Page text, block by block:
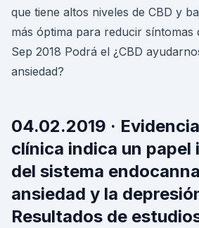
que tiene altos niveles de CBD y
más óptima para reducir
Sep 2018 Podrá el ¿CBD
ansiedad?
04.02.2019 ·
clínica indica un
del sistema
ansiedad y la
Resultados de